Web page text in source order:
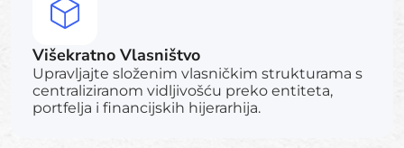
Višekratno Vlasništvo
Upravljajte složenim vlasničkim strukturama s
centraliziranom vidljivošću preko entiteta,
portfelja i financijskih hijerarhija.